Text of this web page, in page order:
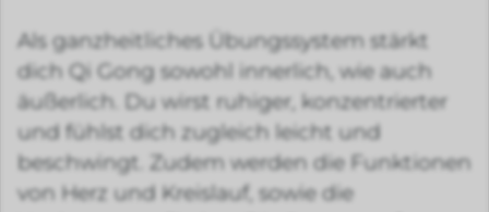
Als ganzheitliches Übungssystem stärkt
dich Qi Gong sowohl innerlich, wie auch
äußerlich. Du wirst ruhiger, konzentrierter
und fühlst dich zugleich leicht und
beschwingt. Zudem werden die Funktionen
von Herz und Kreislauf, sowie die